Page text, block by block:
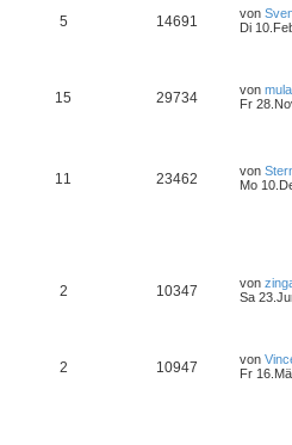
5 14691 von
Di
15 29734 von mula
Fr
11 23462 von
Mo
2 10347 von
Sa
2 10947 von
Fr